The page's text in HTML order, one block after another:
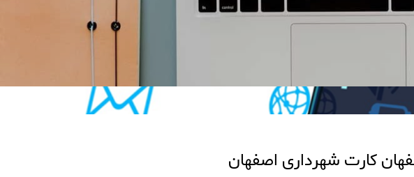
کارت شهرداری اصفهان